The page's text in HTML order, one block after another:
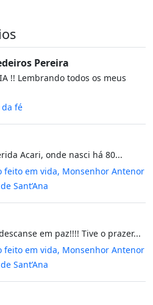
Pereira
!! Lembrando todos os meus
fé
Acari, onde nasci há 80...
feito em vida, Monsenhor Antenor
Sant’Ana
em paz!!!! Tive o prazer...
feito em vida, Monsenhor Antenor
Sant’Ana